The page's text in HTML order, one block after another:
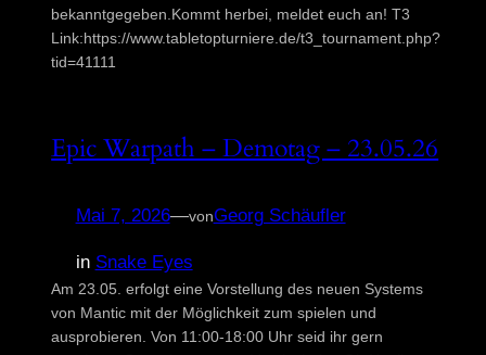
bekanntgegeben.Kommt herbei, meldet euch an! T3
Link:https://www.tabletopturniere.de/t3_tournament.php?
tid=41111
Epic Warpath – Demotag – 23.05.26
Mai 7, 2026—vonGeorg Schäufler
in Snake Eyes
Am 23.05. erfolgt eine Vorstellung des neuen Systems
von Mantic mit der Möglichkeit zum spielen und
ausprobieren. Von 11:00-18:00 Uhr seid ihr gern